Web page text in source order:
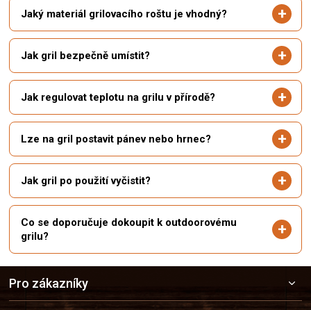
Jaký materiál grilovacího roštu je vhodný?
Jak gril bezpečně umístit?
Jak regulovat teplotu na grilu v přírodě?
Lze na gril postavit pánev nebo hrnec?
Jak gril po použití vyčistit?
Co se doporučuje dokoupit k outdoorovému
grilu?
Pro zákazníky